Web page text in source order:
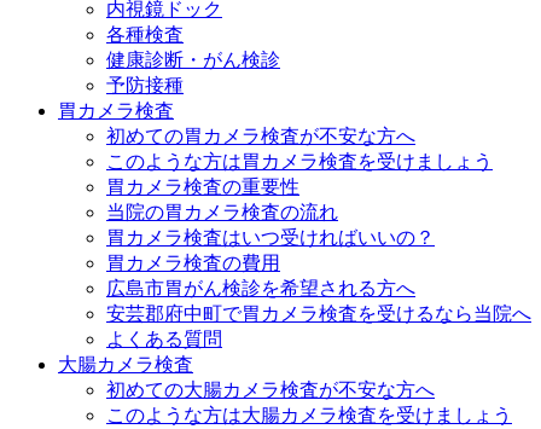
内視鏡ドック
各種検査
健康診断・がん検診
予防接種
胃カメラ検査
初めての胃カメラ検査が不安な方へ
このような方は胃カメラ検査を受けましょう
胃カメラ検査の重要性
当院の胃カメラ検査の流れ
胃カメラ検査はいつ受ければいいの？
胃カメラ検査の費用
広島市胃がん検診を希望される方へ
安芸郡府中町で胃カメラ検査を受けるなら当院へ
よくある質問
大腸カメラ検査
初めての大腸カメラ検査が不安な方へ
このような方は大腸カメラ検査を受けましょう